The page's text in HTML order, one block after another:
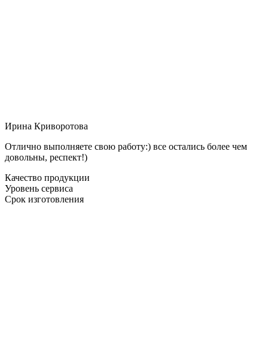
Ирина Криворотова
Отлично выполняете свою работу:) все остались более чем
довольны, респект!)
Качество продукции
Уровень сервиса
Срок изготовления